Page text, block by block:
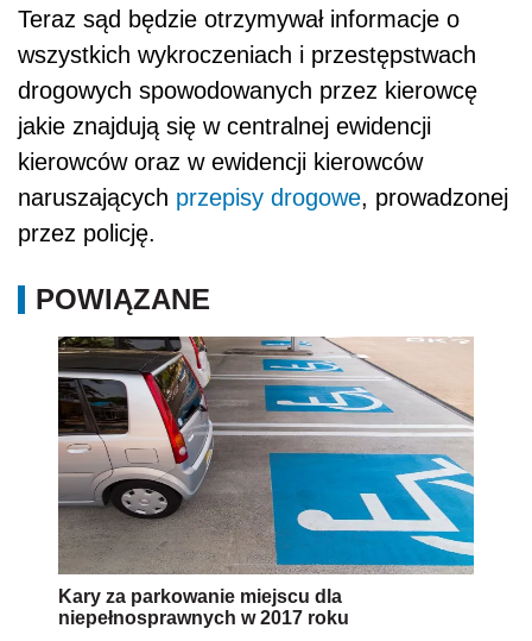
Teraz sąd będzie otrzymywał informacje o
wszystkich wykroczeniach i przestępstwach
drogowych spowodowanych przez kierowcę
jakie znajdują się w centralnej ewidencji
kierowców oraz w ewidencji kierowców
naruszających przepisy drogowe, prowadzonej
przez policję.
POWIĄZANE
Kary za parkowanie miejscu dla
niepełnosprawnych w 2017 roku